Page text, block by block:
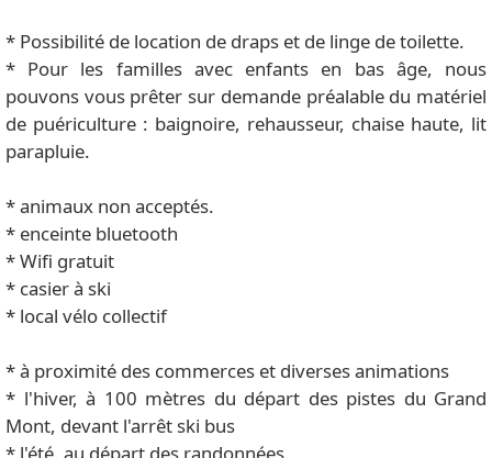
* Possibilité de location de draps et de linge de toilette.
* Pour les familles avec enfants en bas âge, nous
pouvons vous prêter sur demande préalable du matériel
de puériculture : baignoire, rehausseur, chaise haute, lit
parapluie.
* animaux non acceptés.
* enceinte bluetooth
* Wifi gratuit
* casier à ski
* local vélo collectif
* à proximité des commerces et diverses animations
* l'hiver, à 100 mètres du départ des pistes du Grand
Mont, devant l'arrêt ski bus
* l'été, au départ des randonnées.